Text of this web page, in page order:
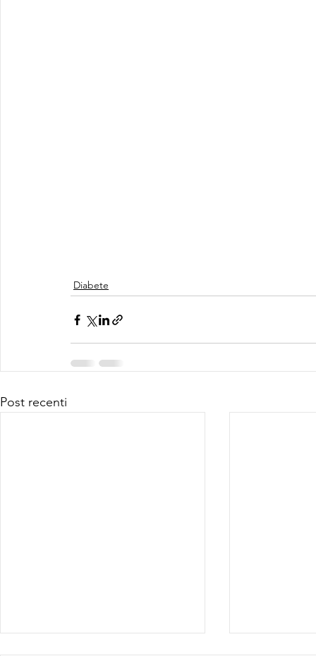
Diabete
Post recenti